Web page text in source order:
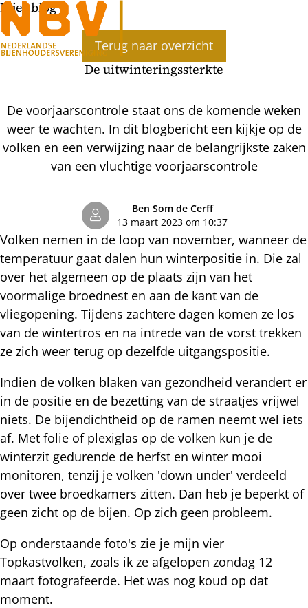
Bijenblog
Terug naar overzicht
De uitwinteringssterkte
De voorjaarscontrole staat ons de komende weken
weer te wachten. In dit blogbericht een kijkje op de
volken en een verwijzing naar de belangrijkste zaken
van een vluchtige voorjaarscontrole
Ben Som de Cerff
13 maart 2023 om 10:37
Volken nemen in de loop van november, wanneer de
temperatuur gaat dalen hun winterpositie in. Die zal
over het algemeen op de plaats zijn van het
voormalige broednest en aan de kant van de
vliegopening. Tijdens zachtere dagen komen ze los
van de wintertros en na intrede van de vorst trekken
ze zich weer terug op dezelfde uitgangspositie.
Indien de volken blaken van gezondheid verandert er
in de positie en de bezetting van de straatjes vrijwel
niets. De bijendichtheid op de ramen neemt wel iets
af. Met folie of plexiglas op de volken kun je de
winterzit gedurende de herfst en winter mooi
monitoren, tenzij je volken 'down under' verdeeld
over twee broedkamers zitten. Dan heb je beperkt of
geen zicht op de bijen. Op zich geen probleem.
Op onderstaande foto's zie je mijn vier
Topkastvolken, zoals ik ze afgelopen zondag 12
maart fotografeerde. Het was nog koud op dat
moment.